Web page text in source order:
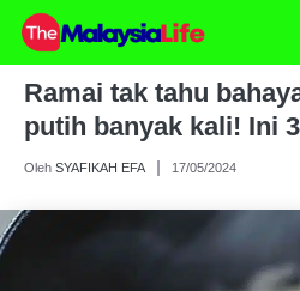
Skip
content
Ramai tak tahu
putih banyak kali! Ini
Oleh SYAFIKAH EFA 17/05/2024